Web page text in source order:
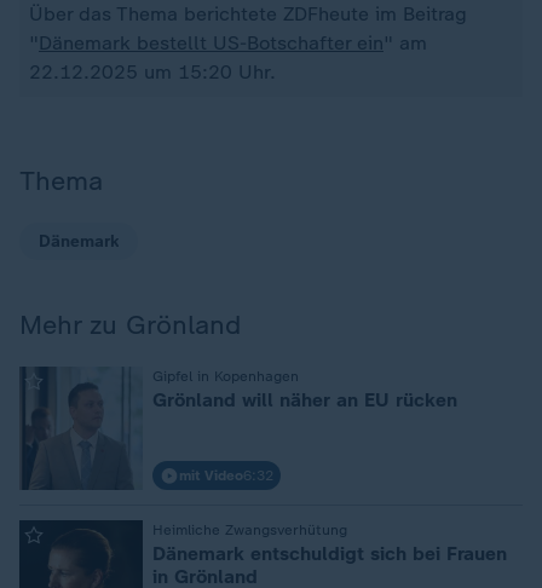
Über das Thema berichtete ZDFheute im Beitrag
" Dänemark bestellt US-Botschafter ein" am
22.12.2025 um 15:20 Uhr.
Thema
Dänemark
Mehr zu Grönland
Gipfel in Kopenhagen
Grönland will näher an EU rücken
mit Video6:32
Heimliche Zwangsverhütung
Dänemark entschuldigt sich bei Frauen
in Grönland